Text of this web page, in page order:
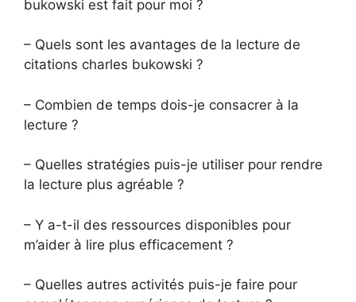
bukowski est fait pour moi ?
– Quels sont les avantages de la lecture de
citations charles bukowski ?
– Combien de temps dois-je consacrer à la
lecture ?
– Quelles stratégies puis-je utiliser pour rendre
la lecture plus agréable ?
– Y a-t-il des ressources disponibles pour
m’aider à lire plus efficacement ?
– Quelles autres activités puis-je faire pour